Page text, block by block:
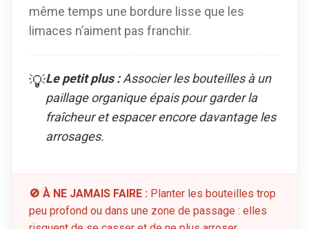
même temps une bordure lisse que les
limaces n’aiment pas franchir.
💡Le petit plus :Associer les bouteilles à un
paillage organique épais pour garder la
fraîcheur et espacer encore davantage les
arrosages.
🚫 À NE JAMAIS FAIRE : Planter les bouteilles trop
peu profond ou dans une zone de passage : elles